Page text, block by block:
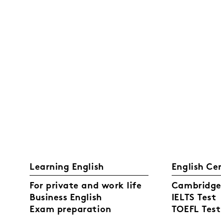
Learning English
For private and work life
Business English
Exam preparation
English
IELTS Test
TOEFL Test